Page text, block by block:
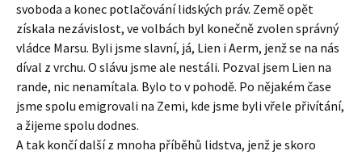
svoboda a konec potlačování lidských práv. Země opět
získala nezávislost, ve volbách byl konečně zvolen správný
vládce Marsu. Byli jsme slavní, já, Lien i Aerm, jenž se na nás
díval z vrchu. O slávu jsme ale nestáli. Pozval jsem Lien na
rande, nic nenamítala. Bylo to v pohodě. Po nějakém čase
jsme spolu emigrovali na Zemi, kde jsme byli vřele přivítání,
a žijeme spolu dodnes.
A tak končí další z mnoha příběhů lidstva, jenž je skoro